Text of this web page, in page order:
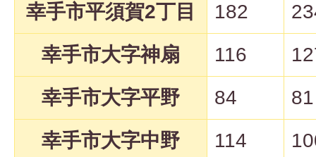
幸手市平須賀2丁目
182
幸手市大字神扇
116
幸手市大字平野
84
81
幸手市大字中野
114